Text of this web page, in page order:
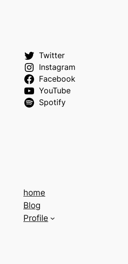
Twitter
Instagram
Facebook
YouTube
Spotify
home
Blog
Profile